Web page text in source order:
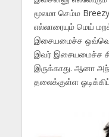
மூலமா செம்ம
எல்லாரையும் மெய்
இசையமைச்ச
இவர் இசையமைச்ச
இருக்காது. ஆனா
தலைக்குள்ள